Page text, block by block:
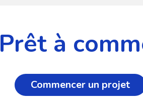
Prêt à
Commencer un projet